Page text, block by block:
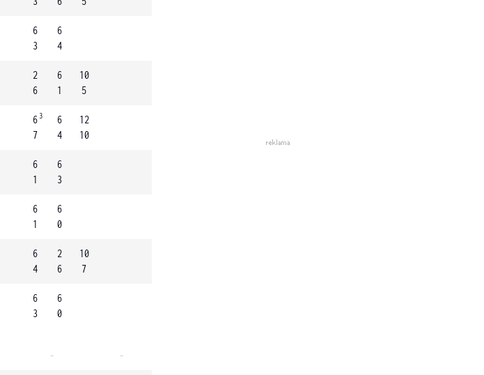
6
3
6
4
2
6
6
1
10
5
6 3
7
6
4
12
10
6
1
6
3
6
1
6
0
6
4
2
6
10
7
6
3
6
0
- -